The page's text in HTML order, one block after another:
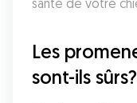
santé de votre
Les
sont-ils sûrs?